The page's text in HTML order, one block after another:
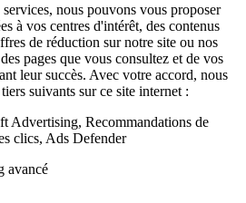
services, nous pouvons vous proposer
à vos centres d'intérêt, des contenus
de réduction sur notre site ou nos
pages que vous consultez et de vos
leur succès. Avec votre accord, nous
suivants sur ce site internet :
Advertising, Recommandations de
clics, Ads Defender
avancé